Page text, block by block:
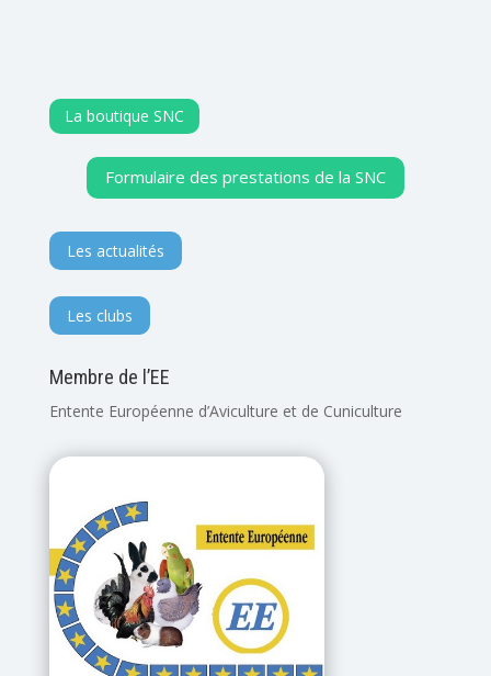
La boutique SNC
Formulaire des prestations de la SNC
Les actualités
Les clubs
Membre de l’EE
Entente Européenne d’Aviculture et de Cuniculture